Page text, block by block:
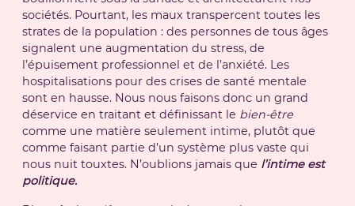
sociétés. Pourtant, les maux transpercent toutes les
strates de la population : des personnes de tous âges
signalent une augmentation du stress, de
l’épuisement professionnel et de l’anxiété. Les
hospitalisations pour des crises de santé mentale
sont en hausse. Nous nous faisons donc un grand
déservice en traitant et définissant le bien-être
comme une matière seulement intime, plutôt que
comme faisant partie d’un système plus vaste qui
nous nuit touxtes. N’oublions jamais que l’intime est
politique.